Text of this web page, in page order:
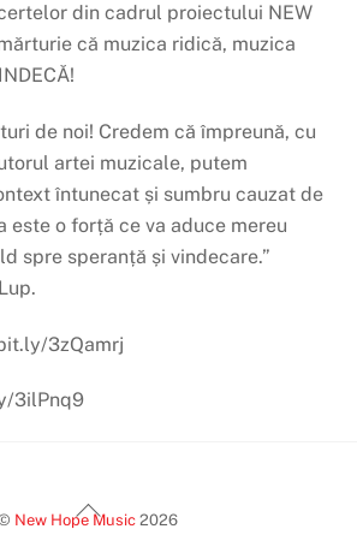
din cadrul proiectului NEW
că muzica ridică, muzica
de noi! Credem că împreună, cu
artei muzicale, putem
întunecat și sumbru cauzat de
este o forță ce va aduce mereu
spre speranță și vindecare.”
3zQamrj
3ilPnq9
Back
New Hope Music 2026